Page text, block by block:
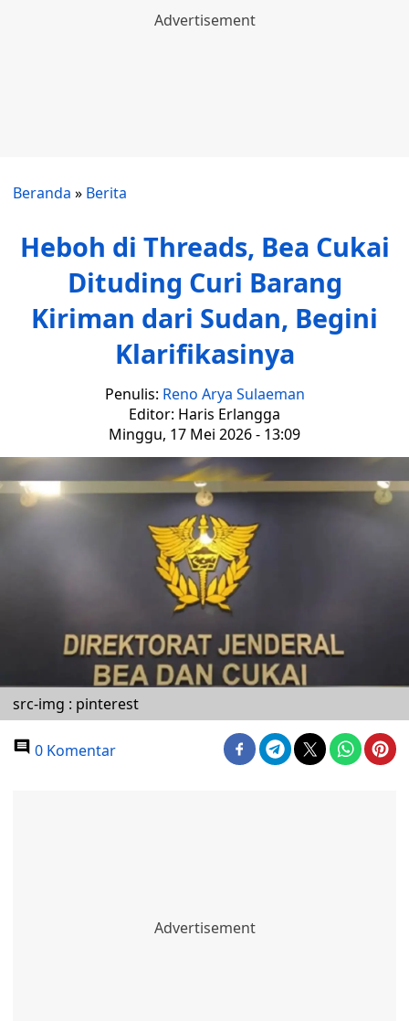
Beranda » Berita
Heboh di Threads, Bea Cukai
Dituding Curi Barang
Kiriman dari Sudan, Begini
Klarifikasinya
Penulis: Reno Arya Sulaeman
Editor: Haris Erlangga
Minggu, 17 Mei 2026 - 13:09
src-img : pinterest
0 Komentar